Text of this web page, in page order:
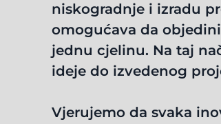
niskogradnje i izradu
omogućava da
jednu cjelinu. Na taj
ideje do izvedenog
Vjerujemo da svaka